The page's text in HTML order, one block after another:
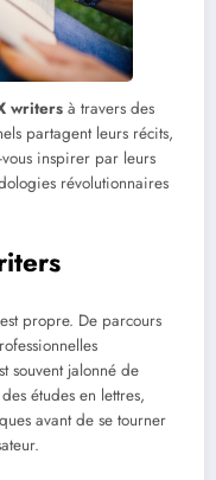
writers à travers des
partagent leurs récits,
vous inspirer par leurs
révolutionnaires
propre. De parcours
souvent jalonné de
études en lettres,
avant de se tourner